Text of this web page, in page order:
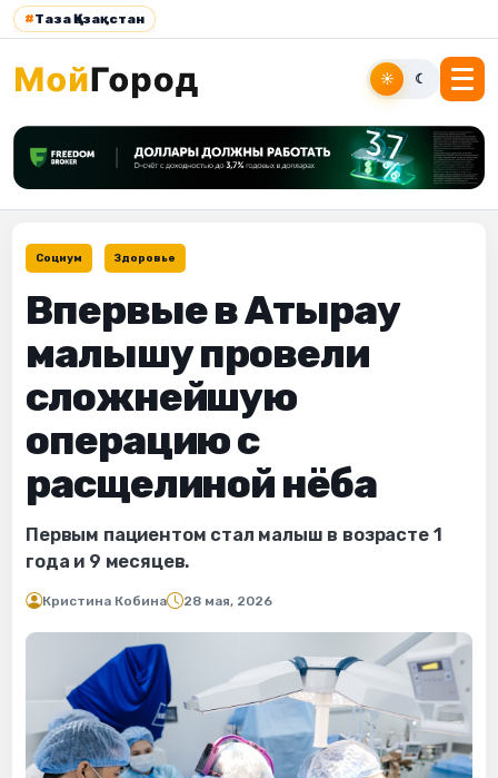
#Таза Қазақстан
☀ ☾
Социум Здоровье
Впервые в Атырау
малышу провели
сложнейшую
операцию с
расщелиной нёба
Первым пациентом стал малыш в возрасте 1
года и 9 месяцев.
Кристина Кобина 28 мая, 2026